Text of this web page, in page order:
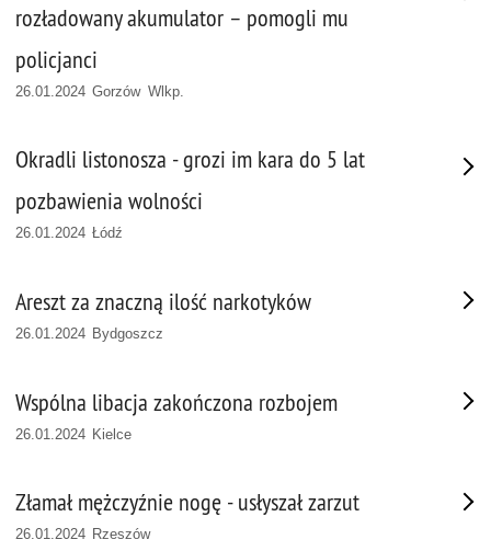
rozładowany akumulator – pomogli mu
policjanci
26.01.2024 Gorzów Wlkp.
Okradli listonosza - grozi im kara do 5 lat
pozbawienia wolności
26.01.2024 Łódź
Areszt za znaczną ilość narkotyków
26.01.2024 Bydgoszcz
Wspólna libacja zakończona rozbojem
26.01.2024 Kielce
Złamał mężczyźnie nogę - usłyszał zarzut
26.01.2024 Rzeszów